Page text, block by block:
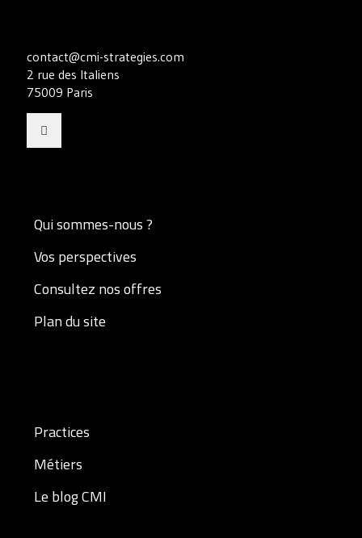
contact@cmi-strategies.com
2 rue des Italiens
75009 Paris
Qui sommes-nous ?
Vos perspectives
Consultez nos offres
Plan du site
Practices
Métiers
Le blog CMI